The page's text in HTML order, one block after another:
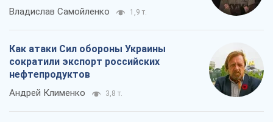
Владислав Самойленко 1,9 т.
Как атаки Сил обороны Украины
сократили экспорт российских
нефтепродуктов
Андрей Клименко 3,8 т.